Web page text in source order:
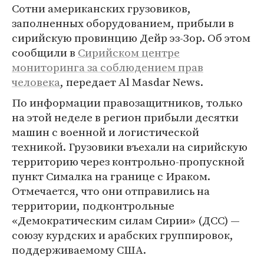
Сотни американских грузовиков,
заполненных оборудованием, прибыли в
сирийскую провинцию Дейр эз-Зор. Об этом
сообщили в Сирийском центре
мониторинга за соблюдением прав
человека, передает Al Masdar News.
По информации правозащитников, только
на этой неделе в регион прибыли десятки
машин с военной и логистической
техникой. Грузовики въехали на сирийскую
территорию через контрольно-пропускной
пункт Сималка на границе с Ираком.
Отмечается, что они отправились на
территории, подконтрольные
«Демократическим силам Сирии» (ДСС) —
союзу курдских и арабских группировок,
поддерживаемому США.